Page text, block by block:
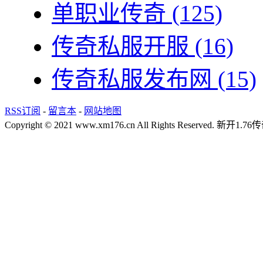
单职业传奇 (125)
传奇私服开服 (16)
传奇私服发布网 (15)
RSS订阅 - 留言本 - 网站地图
Copyright © 2021 www.xm176.cn All Rights Reserved. 新开1.76